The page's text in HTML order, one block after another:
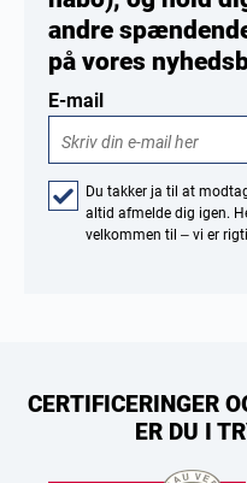
andre
på vores
E-mail
Du takker ja til at
altid afmelde dig igen.
velkommen til – vi er
CERTIFICERINGER
ER DU I